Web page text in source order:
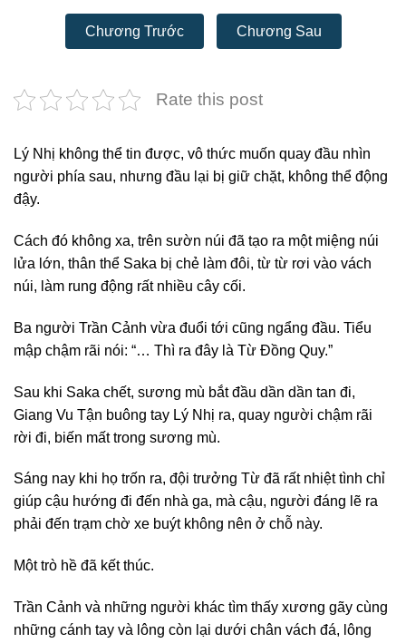
Chương Trước Chương Sau
Rate this post
Lý Nhị không thể tin được, vô thức muốn quay đầu nhìn
người phía sau, nhưng đầu lại bị giữ chặt, không thể động
đậy.
Cách đó không xa, trên sườn núi đã tạo ra một miệng núi
lửa lớn, thân thể Saka bị chẻ làm đôi, từ từ rơi vào vách
núi, làm rung động rất nhiều cây cối.
Ba người Trần Cảnh vừa đuổi tới cũng ngẩng đầu. Tiểu
mập chậm rãi nói: “… Thì ra đây là Từ Đồng Quy.”
Sau khi Saka chết, sương mù bắt đầu dần dần tan đi,
Giang Vu Tận buông tay Lý Nhị ra, quay người chậm rãi
rời đi, biến mất trong sương mù.
Sáng nay khi họ trốn ra, đội trưởng Từ đã rất nhiệt tình chỉ
giúp cậu hướng đi đến nhà ga, mà cậu, người đáng lẽ ra
phải đến trạm chờ xe buýt không nên ở chỗ này.
Một trò hề đã kết thúc.
Trần Cảnh và những người khác tìm thấy xương gãy cùng
những cánh tay và lông còn lại dưới chân vách đá, lông